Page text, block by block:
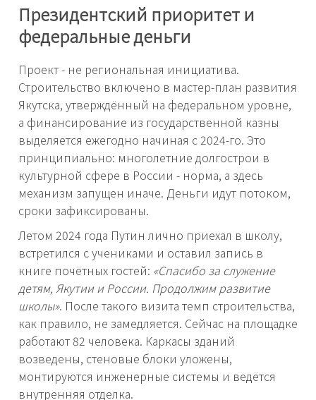
Президентский приоритет и
федеральные деньги
Проект - не региональная инициатива.
Строительство включено в мастер-план развития
Якутска, утверждённый на федеральном уровне,
а финансирование из государственной казны
выделяется ежегодно начиная с 2024-го. Это
принципиально: многолетние долгострои в
культурной сфере в России - норма, а здесь
механизм запущен иначе. Деньги идут потоком,
сроки зафиксированы.
Летом 2024 года Путин лично приехал в школу,
встретился с учениками и оставил запись в
книге почётных гостей: «Спасибо за служение
детям, Якутии и России. Продолжим развитие
школы». После такого визита темп строительства,
как правило, не замедляется. Сейчас на площадке
работают 82 человека. Каркасы зданий
возведены, стеновые блоки уложены,
монтируются инженерные системы и ведётся
внутренняя отделка.